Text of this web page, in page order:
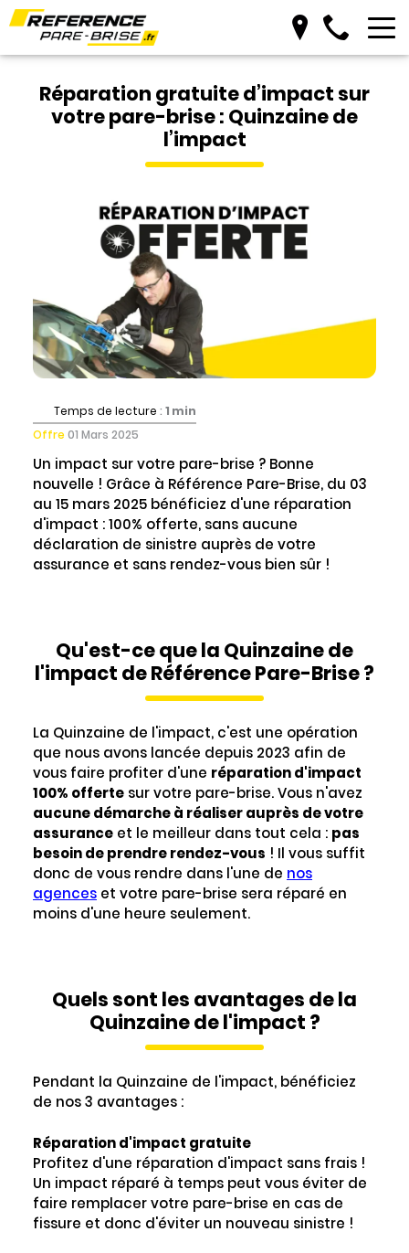
Réparation gratuite d’impact sur
votre pare-brise : Quinzaine de
l’impact
Temps de lecture : 1 min
Offre 01 Mars 2025
Un impact sur votre pare-brise ? Bonne
nouvelle ! Grâce à Référence Pare-Brise, du 03
au 15 mars 2025 bénéficiez d'une réparation
d'impact : 100% offerte, sans aucune
déclaration de sinistre auprès de votre
assurance et sans rendez-vous bien sûr !
Qu'est-ce que la Quinzaine de
l'impact de Référence Pare-Brise ?
La Quinzaine de l'impact, c'est une opération
que nous avons lancée depuis 2023 afin de
vous faire profiter d'une réparation d'impact
100% offerte sur votre pare-brise. Vous n'avez
aucune démarche à réaliser auprès de votre
assurance et le meilleur dans tout cela : pas
besoin de prendre rendez-vous ! Il vous suffit
donc de vous rendre dans l'une de nos
agences et votre pare-brise sera réparé en
moins d'une heure seulement.
Quels sont les avantages de la
Quinzaine de l'impact ?
Pendant la Quinzaine de l'impact, bénéficiez
de nos 3 avantages :
Réparation d'impact gratuite
Profitez d'une réparation d'impact sans frais !
Un impact réparé à temps peut vous éviter de
faire remplacer votre pare-brise en cas de
fissure et donc d'éviter un nouveau sinistre !